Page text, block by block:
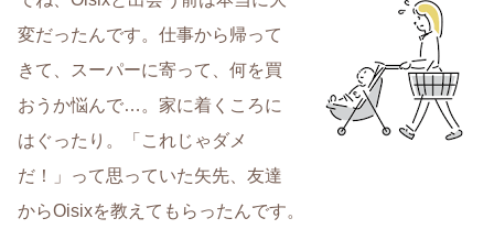
変だったんです。仕事から帰って
きて、スーパーに寄って、何を買
おうか悩んで…。家に着くころに
はぐったり。「これじゃダメ
だ！」って思っていた矢先、友達
からOisixを教えてもらったんです。